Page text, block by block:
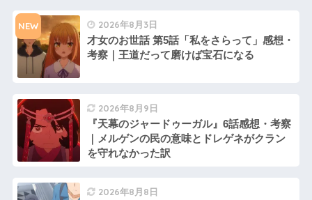
2026年8月3日
才女のお世話 第5話「私をさらって」感想・
考察｜王道だって磨けば宝石になる
NEW
2026年8月9日
『天幕のジャードゥーガル』6話感想・考察
｜メルゲンの民の意味とドレゲネがクラン
を守れなかった訳
2026年8月8日